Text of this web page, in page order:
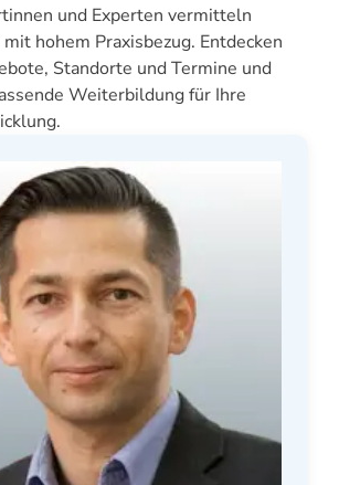
und Experten vermitteln
hohem Praxisbezug. Entdecken
Standorte und Termine und
Weiterbildung für Ihre